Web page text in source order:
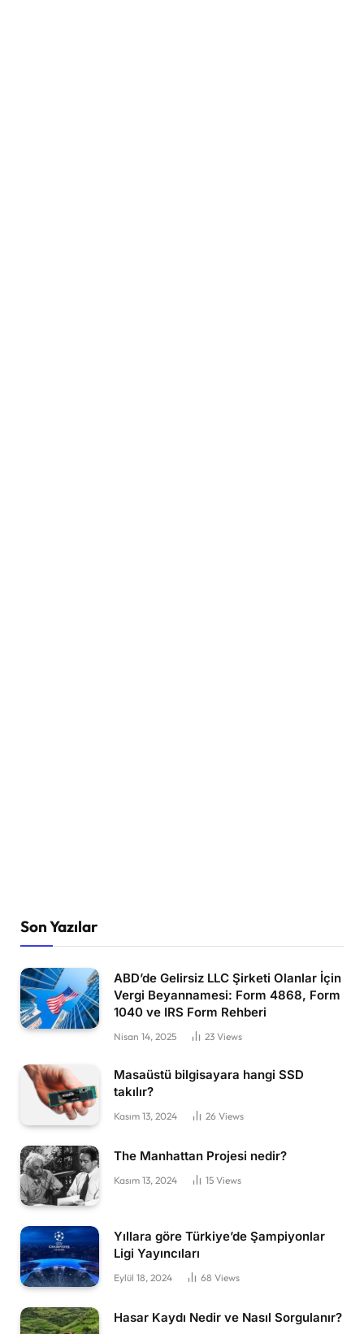
Son Yazılar
ABD’de Gelirsiz LLC Şirketi Olanlar İçin
Vergi Beyannamesi: Form 4868, Form
1040 ve IRS Form Rehberi
Nisan 14, 2025 23 Views
Masaüstü bilgisayara hangi SSD
takılır?
Kasım 13, 2024 26 Views
The Manhattan Projesi nedir?
Kasım 13, 2024 15 Views
Yıllara göre Türkiye’de Şampiyonlar
Ligi Yayıncıları
Eylül 18, 2024 68 Views
Hasar Kaydı Nedir ve Nasıl Sorgulanır?